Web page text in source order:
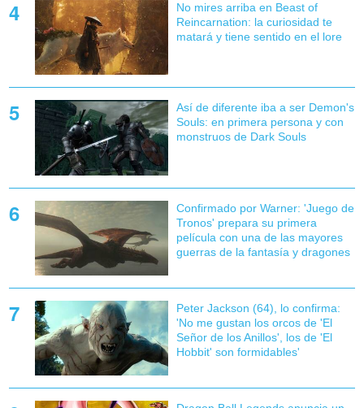
No mires arriba en Beast of
Reincarnation: la curiosidad te
matará y tiene sentido en el lore
Así de diferente iba a ser Demon's
Souls: en primera persona y con
monstruos de Dark Souls
Confirmado por Warner: 'Juego de
Tronos' prepara su primera
película con una de las mayores
guerras de la fantasía y dragones
Peter Jackson (64), lo confirma:
'No me gustan los orcos de 'El
Señor de los Anillos', los de 'El
Hobbit' son formidables'